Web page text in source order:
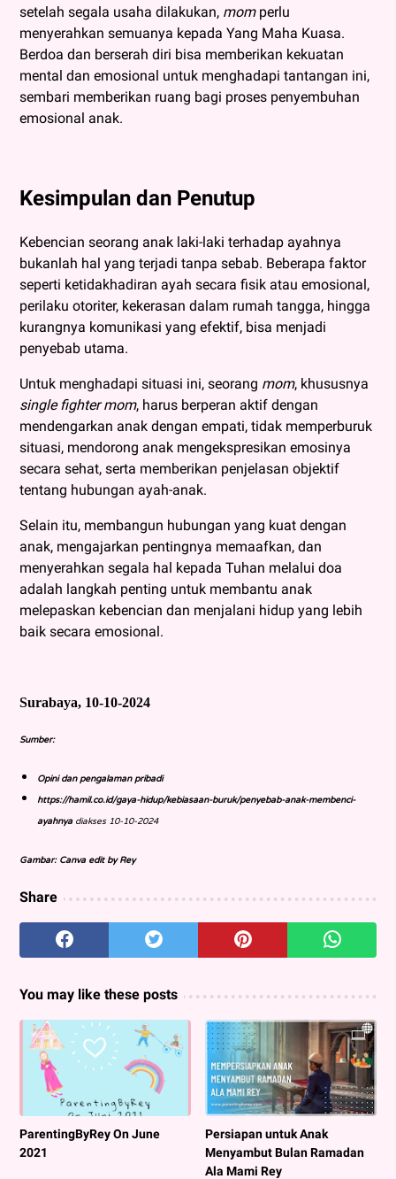
setelah segala usaha dilakukan, mom perlu
menyerahkan semuanya kepada Yang Maha Kuasa.
Berdoa dan berserah diri bisa memberikan kekuatan
mental dan emosional untuk menghadapi tantangan ini,
sembari memberikan ruang bagi proses penyembuhan
emosional anak.
Kesimpulan dan Penutup
Kebencian seorang anak laki-laki terhadap ayahnya
bukanlah hal yang terjadi tanpa sebab. Beberapa faktor
seperti ketidakhadiran ayah secara fisik atau emosional,
perilaku otoriter, kekerasan dalam rumah tangga, hingga
kurangnya komunikasi yang efektif, bisa menjadi
penyebab utama.
Untuk menghadapi situasi ini, seorang mom, khususnya
single fighter mom, harus berperan aktif dengan
mendengarkan anak dengan empati, tidak memperburuk
situasi, mendorong anak mengekspresikan emosinya
secara sehat, serta memberikan penjelasan objektif
tentang hubungan ayah-anak.
Selain itu, membangun hubungan yang kuat dengan
anak, mengajarkan pentingnya memaafkan, dan
menyerahkan segala hal kepada Tuhan melalui doa
adalah langkah penting untuk membantu anak
melepaskan kebencian dan menjalani hidup yang lebih
baik secara emosional.
Surabaya, 10-10-2024
Sumber:
Opini dan pengalaman pribadi
https://hamil.co.id/gaya-hidup/kebiasaan-buruk/penyebab-anak-membenci-
ayahnya diakses 10-10-2024
Gambar: Canva edit by Rey
Share
You may like these posts
ParentingByRey On June
2021
Persiapan untuk Anak
Menyambut Bulan Ramadan
Ala Mami Rey